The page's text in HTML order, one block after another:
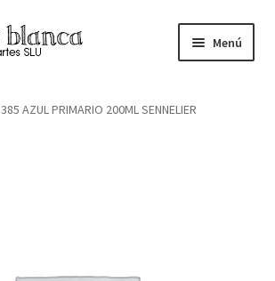
Menú
385 AZUL PRIMARIO 200ML SENNELIER